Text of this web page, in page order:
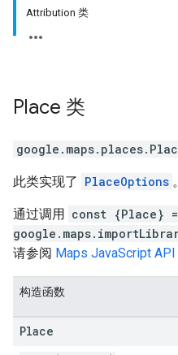
Attribution 类
Place 类
google.maps.places.
此类实现了 PlaceOptions 。
通过调用 const {Place}
请参阅 Maps JavaScript
构造函数
Place